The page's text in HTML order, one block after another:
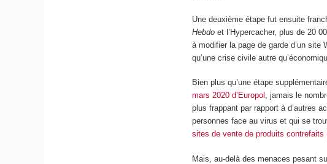
Une deuxième étape fut ensuite
Hebdo et l’Hypercacher, plus de 20
à modifier la page de garde d’un
qu’une crise civile autre
Bien plus qu’une étape
mars 2020 d’Europol , jamais le
plus frappant par rapport à d’autres
personnes face au virus et qui se
sites de vente de produits
Mais, au-delà des menaces pesant